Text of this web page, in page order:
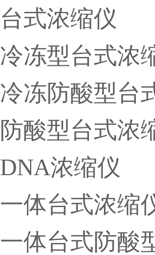
台式浓缩仪
冷冻型台式浓
冷冻防酸型台
防酸型台式浓
DNA浓缩仪
一体台式浓缩
一体台式防酸